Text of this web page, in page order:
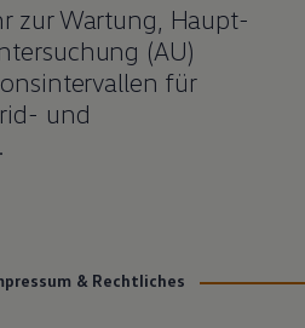
zur Wartung, Haupt-
(AU)
für
und
& Rechtliches